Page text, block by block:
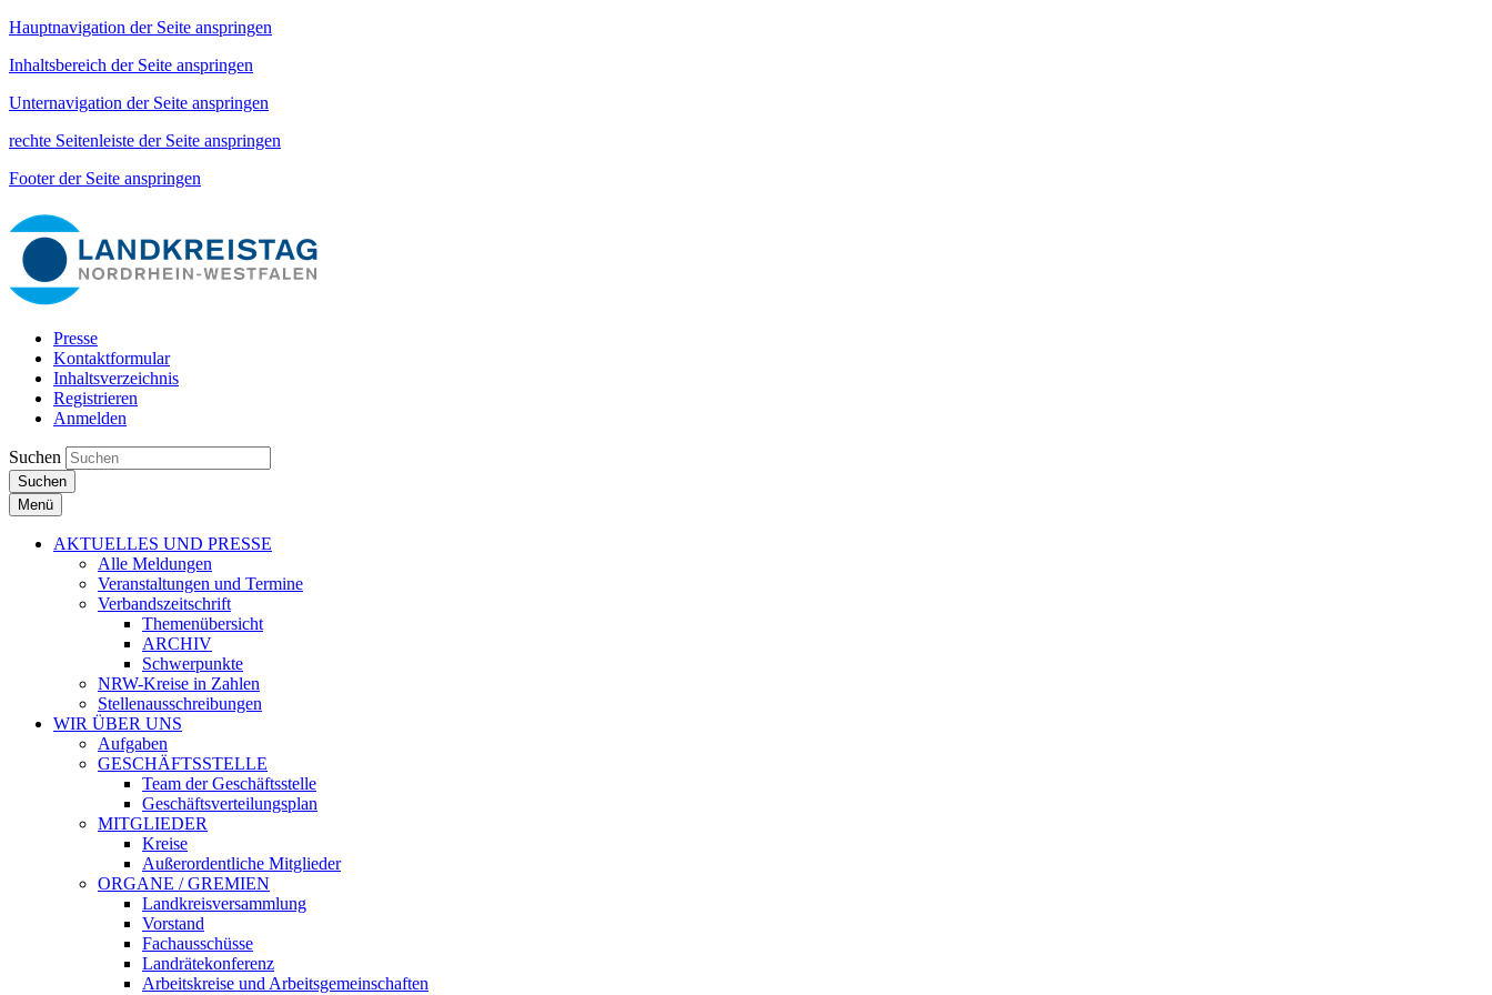
Hauptnavigation der Seite anspringen
Inhaltsbereich der Seite anspringen
Unternavigation der Seite anspringen
rechte Seitenleiste der Seite anspringen
Footer der Seite anspringen
Presse
Kontaktformular
Inhaltsverzeichnis
Registrieren
Anmelden
Suchen
Suchen
Menü
AKTUELLES UND PRESSE
Alle Meldungen
Veranstaltungen und Termine
Verbandszeitschrift
Themenübersicht
ARCHIV
Schwerpunkte
NRW-Kreise in Zahlen
Stellenausschreibungen
WIR ÜBER UNS
Aufgaben
GESCHÄFTSSTELLE
Team der Geschäftsstelle
Geschäftsverteilungsplan
MITGLIEDER
Kreise
Außerordentliche Mitglieder
ORGANE / GREMIEN
Landkreisversammlung
Vorstand
Fachausschüsse
Landrätekonferenz
Arbeitskreise und Arbeitsgemeinschaften